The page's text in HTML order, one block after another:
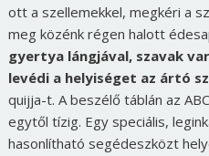
ott a szellemekkel, megkéri a
meg közénk régen halott
gyertya lángjával, szavak
levédi a helyiséget az ártó
quijja-t. A beszélő táblán az
egytől tízig. Egy speciális,
hasonlítható segédeszközt